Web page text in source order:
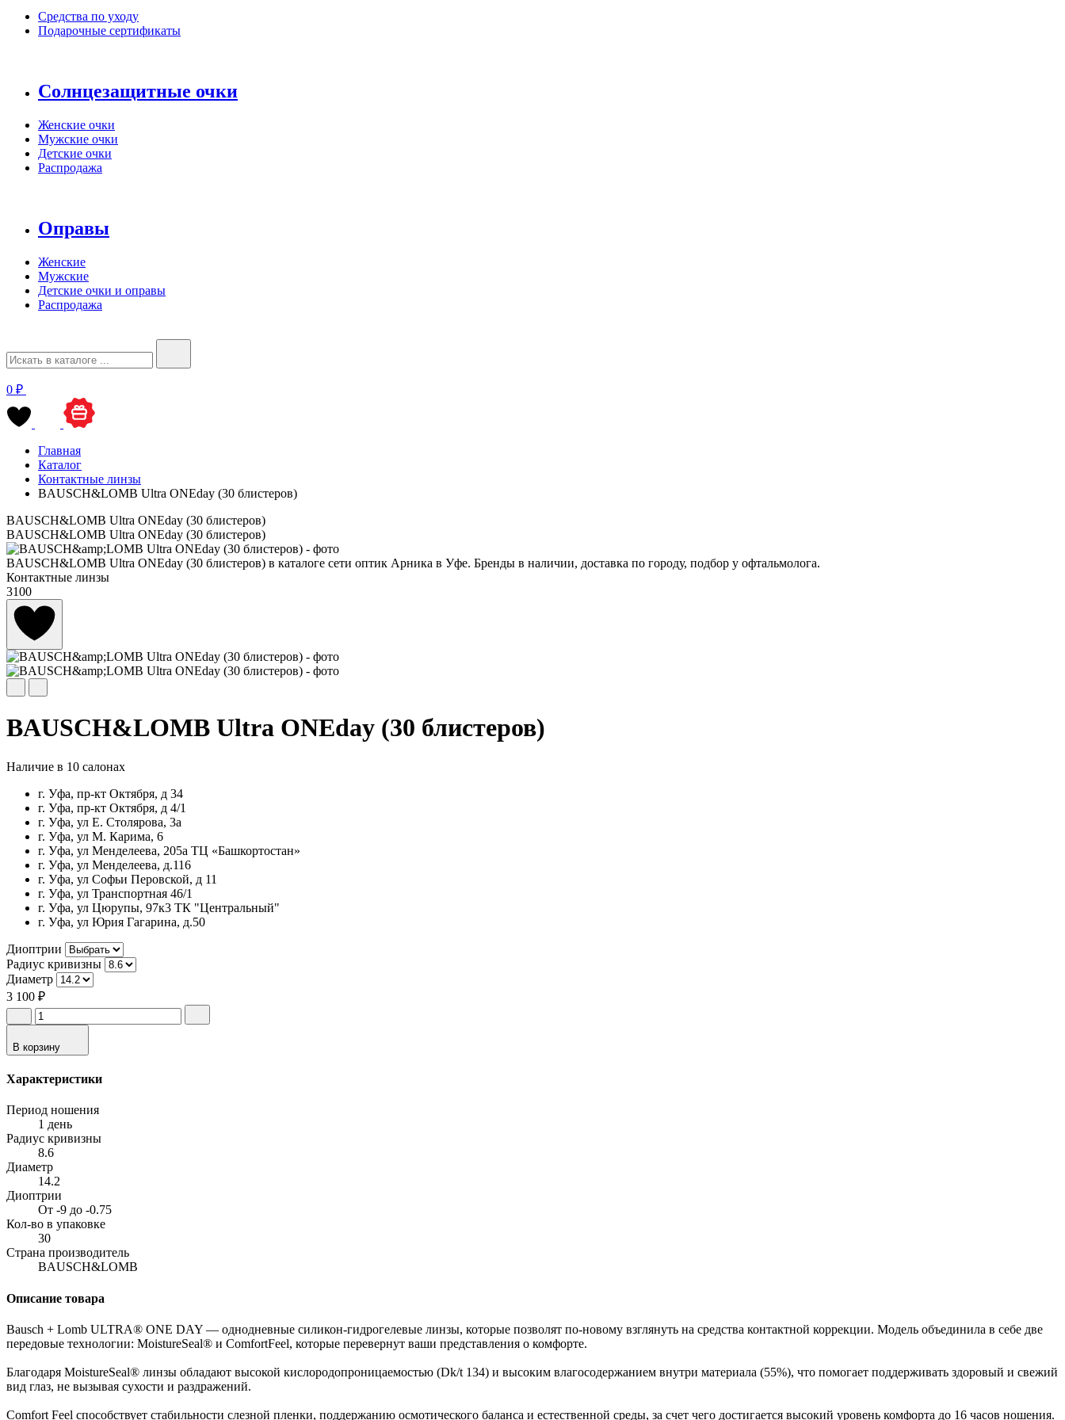
Средства по уходу
Подарочные сертификаты
Солнцезащитные очки
Женские очки
Мужские очки
Детские очки
Распродажа
Оправы
Женские
Мужские
Детские очки и оправы
Распродажа
0 ₽
Главная
Каталог
Контактные линзы
BAUSCH&LOMB Ultra ONEday (30 блистеров)
BAUSCH&LOMB Ultra ONEday (30 блистеров)
BAUSCH&LOMB Ultra ONEday (30 блистеров)
BAUSCH&LOMB Ultra ONEday (30 блистеров) в каталоге сети оптик Арника в Уфе. Бренды в наличии, доставка по городу, подбор у офтальмолога.
Контактные линзы
3100
BAUSCH&LOMB Ultra ONEday (30 блистеров)
Наличие в 10 салонах
г. Уфа, пр-кт Октября, д 34
г. Уфа, пр-кт Октября, д 4/1
г. Уфа, ул Е. Столярова, 3а
г. Уфа, ул М. Карима, 6
г. Уфа, ул Менделеева, 205а ТЦ «Башкортостан»
г. Уфа, ул Менделеева, д.116
г. Уфа, ул Софьи Перовской, д 11
г. Уфа, ул Транспортная 46/1
г. Уфа, ул Цюрупы, 97к3 ТК "Центральный"
г. Уфа, ул Юрия Гагарина, д.50
Диоптрии
Радиус кривизны
Диаметр
3 100 ₽
В корзину
Характеристики
Период ношения
1 день
Радиус кривизны
8.6
Диаметр
14.2
Диоптрии
От -9 до -0.75
Кол-во в упаковке
30
Страна производитель
BAUSCH&LOMB
Описание товара
Bausch + Lomb ULTRA® ONE DAY — однодневные силикон-гидрогелевые линзы, которые позволят по-новому взглянуть на средства контактной коррекции. Модель объединила в себе две
передовые технологии: MoistureSeal® и ComfortFeel, которые перевернут ваши представления о комфорте.
Благодаря MoistureSeal® линзы обладают высокой кислородопроницаемостью (Dk/t 134) и высоким влагосодержанием внутри материала (55%), что помогает поддерживать здоровый и свежий
вид глаз, не вызывая сухости и раздражений.
Comfort Feel способствует стабильности слезной пленки, поддержанию осмотического баланса и естественной среды, за счет чего достигается высокий уровень комфорта до 16 часов ношения.